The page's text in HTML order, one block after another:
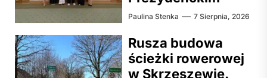
Paulina Stenka 7 Sierpnia, 2026
Rusza budowa
ścieżki rowerowej
w Skrzeszewie.